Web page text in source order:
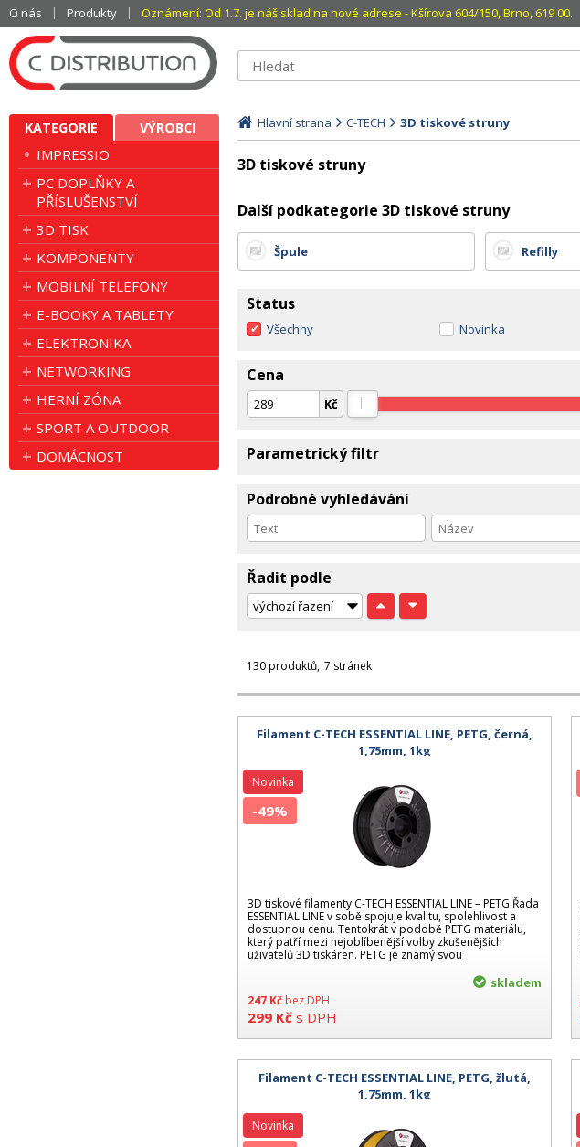
O nás Produkty Oznámení: Od 1.7. je náš sklad na nové adrese - Kšírova 604/150, Brno, 619 00.
KATEGORIE VÝROBCI
IMPRESSIO
PC DOPLŇKY A
PŘÍSLUŠENSTVÍ
3D TISK
KOMPONENTY
MOBILNÍ TELEFONY
E-BOOKY A TABLETY
ELEKTRONIKA
NETWORKING
HERNÍ ZÓNA
SPORT A OUTDOOR
DOMÁCNOST
Hlavní strana C-TECH 3D tiskové struny
3D tiskové struny
Další podkategorie 3D tiskové struny
Špule Refilly
Status
Všechny Novinka
Cena
Kč
Parametrický filtr
Podrobné vyhledávání
Řadit podle
130 produktů 7 stránek
Filament C-TECH ESSENTIAL LINE, PETG, černá,
1,75mm, 1kg
3D tiskové filamenty C-TECH ESSENTIAL LINE – PETG Řada
ESSENTIAL LINE v sobě spojuje kvalitu, spolehlivost a
dostupnou cenu. Tentokrát v podobě PETG materiálu,
který patří mezi nejoblíbenější volby zkušenějších
uživatelů 3D tiskáren. PETG je známý svou
247 Kč bez DPH
299 Kč s DPH
Novinka
-49%
skladem
Filament C-TECH ESSENTIAL LINE, PETG, žlutá,
1,75mm, 1kg
Novinka